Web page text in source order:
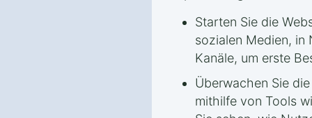
Starten Sie die
sozialen Medien, in
Kanäle, um erste
Überwachen Sie
mithilfe von Tools